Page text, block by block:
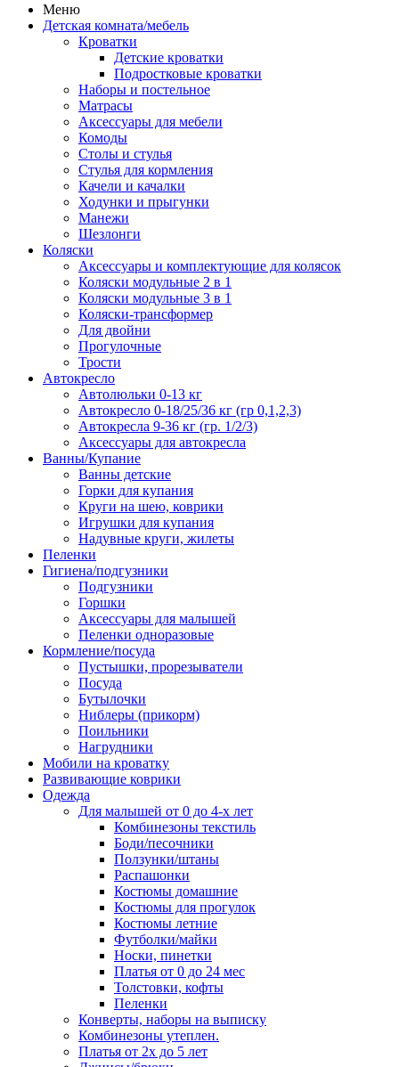
Меню
Детская комната/мебель
Кроватки
Детские кроватки
Подростковые кроватки
Наборы и постельное
Матрасы
Аксессуары для мебели
Комоды
Столы и стулья
Стулья для кормления
Качели и качалки
Ходунки и прыгунки
Манежи
Шезлонги
Коляски
Аксессуары и комплектующие для колясок
Коляски модульные 2 в 1
Коляски модульные 3 в 1
Коляски-трансформер
Для двойни
Прогулочные
Трости
Автокресло
Автолюльки 0-13 кг
Автокресло 0-18/25/36 кг (гр 0,1,2,3)
Автокресла 9-36 кг (гр. 1/2/3)
Аксессуары для автокресла
Ванны/Купание
Ванны детские
Горки для купания
Круги на шею, коврики
Игрушки для купания
Надувные круги, жилеты
Пеленки
Гигиена/подгузники
Подгузники
Горшки
Аксессуары для малышей
Пеленки одноразовые
Кормление/посуда
Пустышки, прорезыватели
Посуда
Бутылочки
Ниблеры (прикорм)
Поильники
Нагрудники
Мобили на кроватку
Развивающие коврики
Одежда
Для малышей от 0 до 4-х лет
Комбинезоны текстиль
Боди/песочники
Ползунки/штаны
Распашонки
Костюмы домашние
Костюмы для прогулок
Костюмы летние
Футболки/майки
Носки, пинетки
Платья от 0 до 24 мес
Толстовки, кофты
Пеленки
Конверты, наборы на выписку
Комбинезоны утеплен.
Платья от 2х до 5 лет